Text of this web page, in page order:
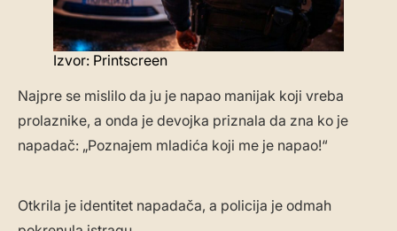
Izvor: Printscreen
Najpre se mislilo da ju je napao manijak koji vreba
prolaznike, a onda je devojka priznala da zna ko je
napadač: „Poznajem mladića koji me je napao!“
Otkrila je identitet napadača, a policija je odmah